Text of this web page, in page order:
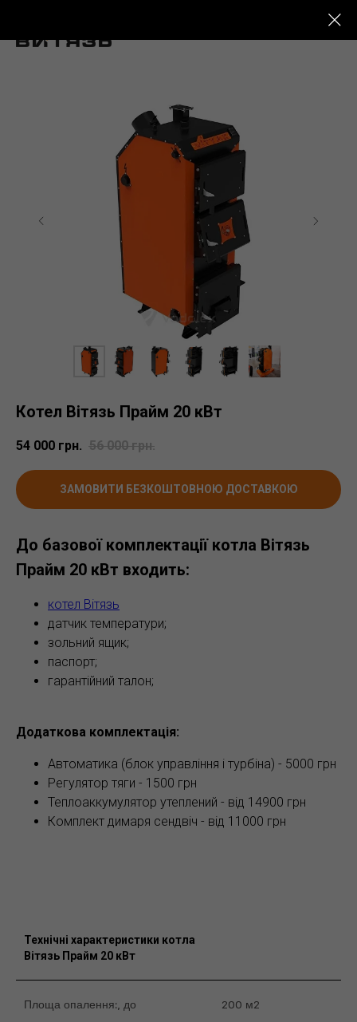
Котел Вітязь Прайм 20 кВт
54 000 грн. 56 000 грн.
ЗАМОВИТИ БЕЗКОШТОВНОЮ ДОСТАВКОЮ
До базової комплектації котла Вітязь
Прайм 20 кВт входить:
котел Вітязь
датчик температури;
зольний ящик;
паспорт;
гарантійний талон;
Додаткова комплектація:
Автоматика (блок управління і турбіна) - 5000 грн
Регулятор тяги - 1500 грн
Теплоаккумулятор утеплений - від 14900 грн
Комплект димаря сендвіч - від 11000 грн
Технічні характеристики котла
Вітязь Прайм 20 кВт
Площа опалення:, до 200 м2